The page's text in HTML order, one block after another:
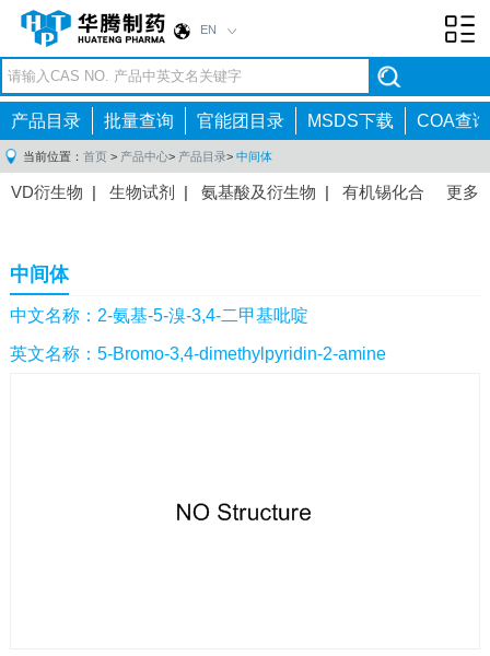
EN
产品目录 批量查询 官能团目录 MSDS下载 COA查询
当前位置： 首页 > 产品中心> 产品目录> 中间体
更多
VD衍生物 | 生物试剂 | 氨基酸及衍生物 | 有机锡化合
间体|
感染药物中间体
体 |抗精神病药物中间体 | 抗炎药物中间体
药中间体|其他原料药中间体|
中间体
中文名称：2-氨基-5-溴-3,4-二甲基吡啶
英文名称：5-Bromo-3,4-dimethylpyridin-2-amine